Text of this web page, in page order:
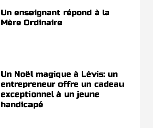
Un enseignant répond à la
Mère Ordinaire
Un Noël magique à Lévis: un
entrepreneur offre un cadeau
exceptionnel à un jeune
handicapé